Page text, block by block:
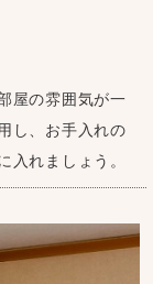
屋の雰囲気が一
し、お手入れの
入れましょう。